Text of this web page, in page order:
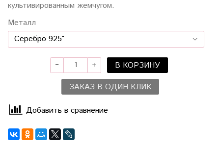
культивированным жемчугом.
Металл
В КОРЗИНУ
ЗАКАЗ В ОДИН КЛИК
Добавить в сравнение